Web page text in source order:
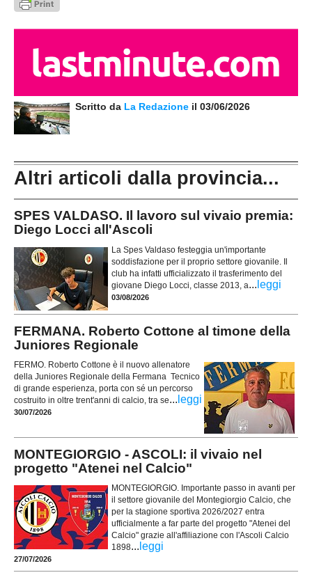
Scritto da La Redazione il 03/06/2026
Altri articoli dalla provincia...
SPES VALDASO. Il lavoro sul vivaio premia:
Diego Locci all'Ascoli
La Spes Valdaso festeggia un'importante
soddisfazione per il proprio settore giovanile. Il
club ha infatti ufficializzato il trasferimento del
giovane Diego Locci, classe 2013, a... leggi
03/08/2026
FERMANA. Roberto Cottone al timone della
Juniores Regionale
FERMO. Roberto Cottone è il nuovo allenatore
della Juniores Regionale della Fermana Tecnico
di grande esperienza, porta con sé un percorso
costruito in oltre trent'anni di calcio, tra se... leggi
30/07/2026
MONTEGIORGIO - ASCOLI: il vivaio nel
progetto "Atenei nel Calcio"
MONTEGIORGIO. Importante passo in avanti per
il settore giovanile del Montegiorgio Calcio, che
per la stagione sportiva 2026/2027 entra
ufficialmente a far parte del progetto "Atenei del
Calcio" grazie all'affiliazione con l'Ascoli Calcio
1898... leggi
27/07/2026